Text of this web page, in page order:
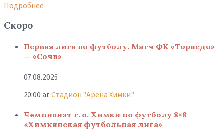
Подробнее
Скоро
Первая лига по футболу. Матч ФК «Торпедо»
— «Сочи»
07.08.2026
20:00 at Стадион "Арена Химки"
Чемпионат г. о. Химки по футболу 8×8
«Химкинская футбольная лига»